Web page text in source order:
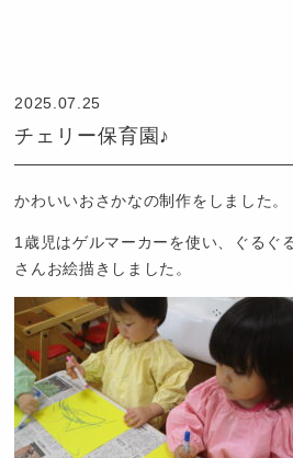
も
園
つ
め
2025.07.25
チェリー保育園♪
かわいいおさかなの制作をしました。
1歳児はゲルマーカーを使い、ぐるぐ
さんお絵描きしました。